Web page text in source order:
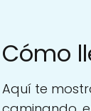
Cómo
Aquí te